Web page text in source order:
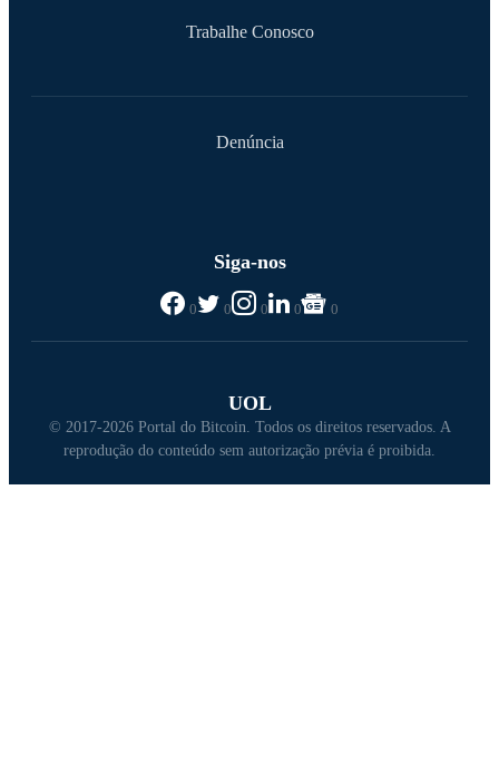
Trabalhe Conosco
Denúncia
Siga-nos
0 0 0 0 0
UOL
© 2017-2026 Portal do Bitcoin. Todos os direitos reservados. A
reprodução do conteúdo sem autorização prévia é proibida.